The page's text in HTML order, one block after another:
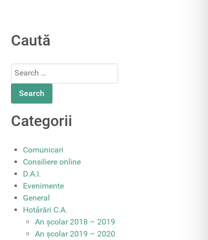
Caută
Search
Categorii
Comunicari
Consiliere online
D.A.I.
Evenimente
General
Hotărâri C.A.
An școlar 2018 – 2019
An școlar 2019 – 2020